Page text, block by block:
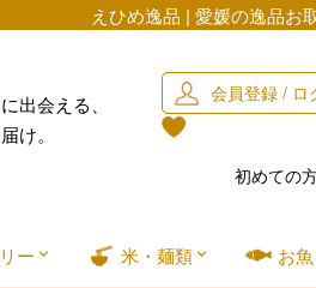
えひめ逸品 | 愛媛の逸品お
出会える、
け。
会員登録 / ロ
初めての
ー 米・麺類 お魚